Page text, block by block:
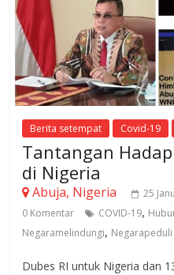
Berita setempat Covid-19
Tantangan
di Nigeria
Abuja, Nigeria 25
0 Komentar
COVID-19,
Negaramelindungi, Negarapeduli
Dubes RI untuk Nigeria dan